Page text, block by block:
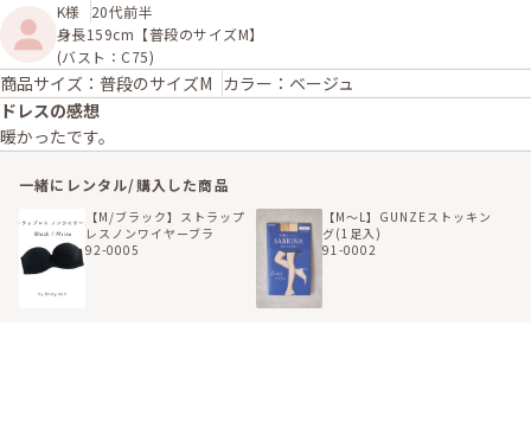
K様
20代前半
身長159cm【普段のサイズM】
(バスト：C75)
商品サイズ：普段のサイズM カラー：ベージュ
ドレスの感想
暖かったです。
一緒にレンタル/購入した商品
【M/ブラック】ストラップ
レスノンワイヤーブラ
92-0005
【M〜L】GUNZEストッキン
グ(1足入)
91-0002